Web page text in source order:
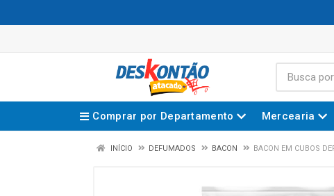
Comprar por Departamento Mercearia
INÍCIO DEFUMADOS BACON BACON EM CUBOS